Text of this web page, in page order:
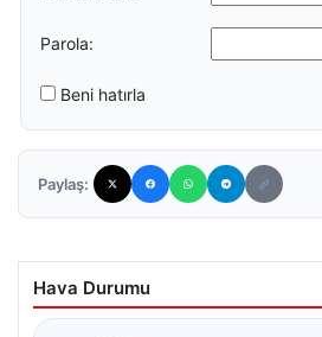
Parola:
Beni hatırla
Paylaş:
Hava Durumu